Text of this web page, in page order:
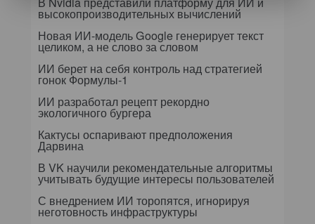
высокопроизводительных вычислений
Новая ИИ-модель Google генерирует текст
целиком, а не слово за словом
ИИ берет на себя контроль над стратегией
гонок Формулы-1
ИИ разработал рецепт рекордно
экологичного бургера
Кактусы оспаривают предположения
Дарвина
В VK научили рекомендательные алгоритмы
учитывать будущие интересы пользователей
С внедрением ИИ торопятся, игнорируя
неготовность инфраструктуры